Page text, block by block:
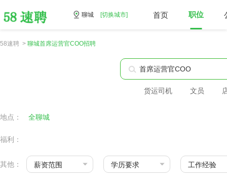
聊城 [切换城市] 首页 职位
58速聘 > 聊城首席运营官COO招聘
货运司机 文员
地点： 全聊城
福利：
其他： 薪资范围 学历要求 工作经验